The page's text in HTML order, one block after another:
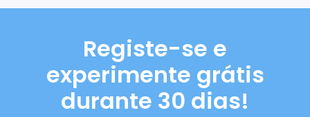
Registe-se e
experimente grátis
durante 30 dias!